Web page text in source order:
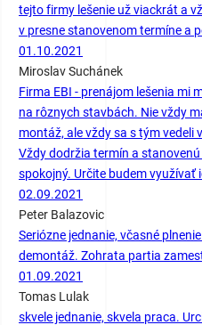
tejto firmy lešenie už viackrát a
v presne stanovenom termíne a
01.10.2021
Miroslav Suchánek
Firma EBI - prenájom lešenia mi
na rôznych stavbách. Nie vždy
montáž, ale vždy sa s tým vedeli
Vždy dodržia termín a
spokojný. Určite budem využívať
02.09.2021
Peter Balazovic
Seriózne jednanie, včasné
demontáž. Zohrata partia
01.09.2021
Tomas Lulak
skvele jednanie, skvela praca.